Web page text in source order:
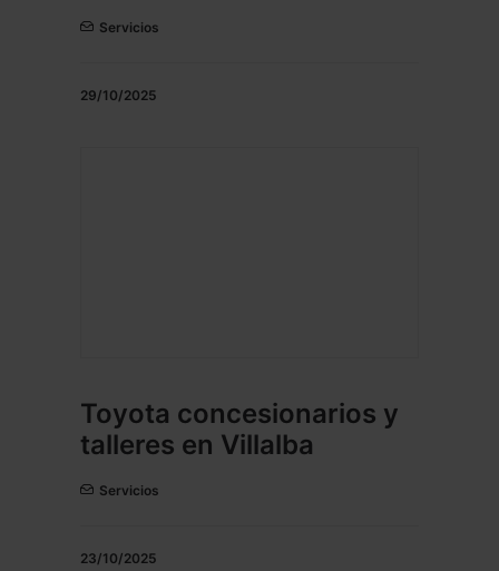
Servicios
29/10/2025
Toyota concesionarios y
talleres en Villalba
Servicios
23/10/2025